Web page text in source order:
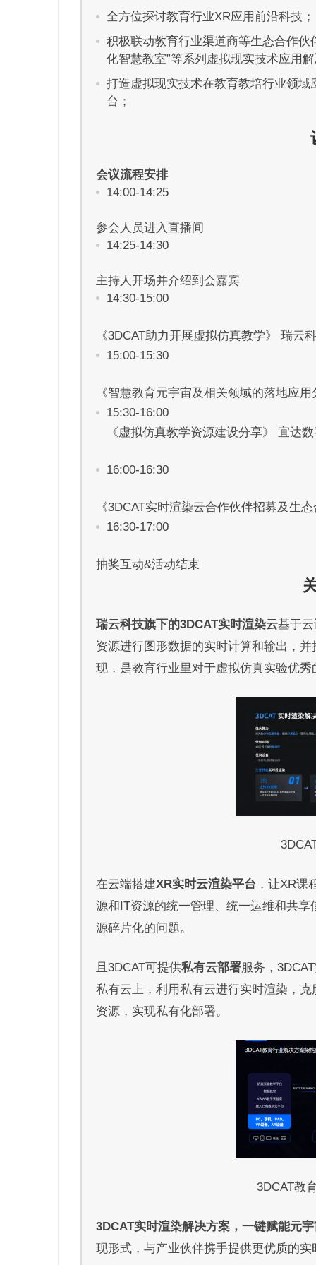
全方位探讨教育行业XR应用前沿科技；
积极联动教育行业渠道商等生态合作伙
化智慧教室”等系列虚拟现实技术应用
打造虚拟现实技术在教育教培行业领
台；
会议流程安排
14:00-14:25
参会人员进入直播间
14:25-14:30
主持人开场并介绍到会嘉宾
14:30-15:00
《3DCAT助力开展虚拟仿真教学》 瑞云
15:00-15:30
《智慧教育元宇宙及相关领域的落地应
15:30-16:00
《虚拟仿真教学资源建设分享》 宜达
16:00-16:30
《3DCAT实时渲染云合作伙伴招募及生
16:30-17:00
抽奖互动&活动结束
瑞云科技旗下的3DCAT实时渲染云基于
资源进行图形数据的实时计算和输出，
现，是教育行业里对于虚拟仿真实验优秀
在云端搭建XR实时云渲染平台 ，让XR课
源和IT资源的统一管理、统一运维和共
源碎片化的问题。
且3DCAT可提供私有云部署服务，
私有云上，利用私有云进行实时渲染，
资源，实现私有化部署。
3DCAT教
3DCAT实时渲染解决方案，一键赋能元
现形式，与产业伙伴携手提供更优质的